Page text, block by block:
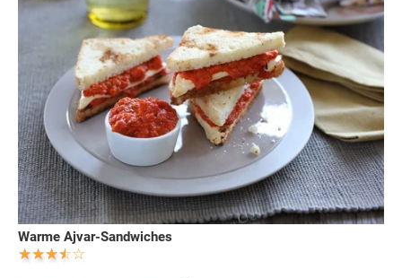
Warme Ajvar-Sandwiches